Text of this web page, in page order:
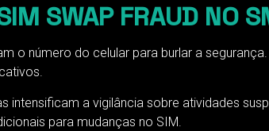
SWAP FRAUD NO
o número do celular para burlar a
a vigilância sobre atividades
para mudanças no SIM.